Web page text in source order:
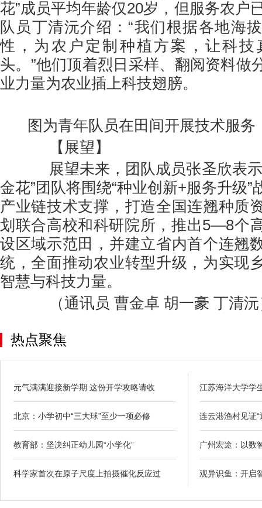
花”成员平均年龄仅20岁，但服务农户
队员丁清沅介绍：“我们根据各地海
性，为农户定制种植方案，让科技
头。”他们顶着烈日采样、翻阅资料做
业力量为农业插上科技翅膀。
图为青年队员在田间开展技术服务
【展望】
展望未来，团队成员张圣欣表示
金花”团队将围绕“种业创新+服务升级”
产业链技术支撑，打造全国连翘种质
划联合高校和科研院所，推出5—8个
设区域示范田，并建立省内首个连翘
统，全面推动农业转型升级，为实现
智慧与科技力量。
（通讯员 曹金卓 胡一豪 丁清沅
热点聚焦
元气满满迎接新学期 这份开学攻略请收
北京：小学初中“三大球”至少一项必修
教育部：坚决纠正幼儿园“小学化”
科学家首次在原子尺度上拍摄催化反应过
江苏海洋大学学
连云港渔村见证
广州宏途：以数
观异识鱼：开启